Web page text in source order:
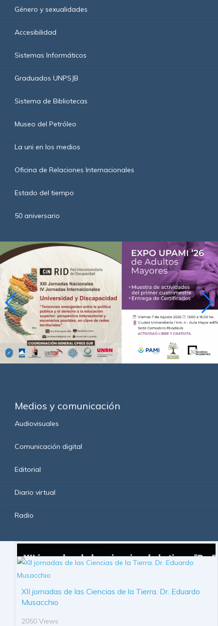
Género y sexualidades
Accesibilidad
Sistemas Informáticos
Graduados UNPSJB
Sistema de Bibliotecas
Museo del Petróleo
La uni en los medios
Oficina de Relaciones Internacionales
Estado del tiempo
50 aniversario
Medios y comunicación
Audiovisuales
Comunicación digital
Editorial
Diario virtual
Radio
XII jornadas de las Ciencias de la Tierra. Dr. Eduardo
Musacchio
2050 Views